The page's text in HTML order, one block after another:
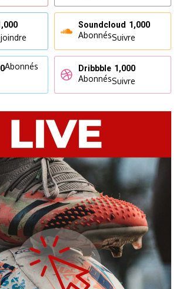
Soundcloud 1,000
AbonnésSuivre
Abonnés
Dribbble 1,000
AbonnésSuivre